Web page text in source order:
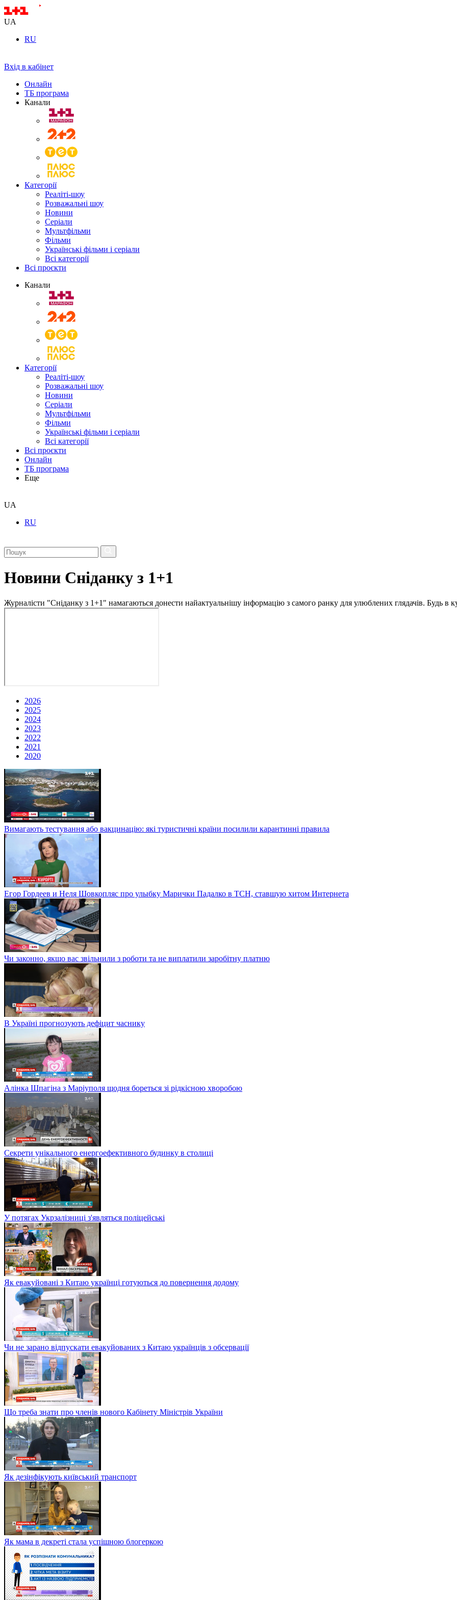
UA
RU
Вхід в кабінет
Онлайн
ТБ програма
Канали
Категорії
Реаліті-шоу
Розважальні шоу
Новини
Серіали
Мультфільми
Фільми
Українські фільми і серіали
Всі категорії
Всі проєкти
Канали
Категорії
Реаліті-шоу
Розважальні шоу
Новини
Серіали
Мультфільми
Фільми
Українські фільми і серіали
Всі категорії
Всі проєкти
Онлайн
ТБ програма
Еще
UA
RU
Новини Сніданку з 1+1
Журналісти "Сніданку з 1+1" намагаються донести найактуальнішу інформацію з самого ранку для улюблених глядачів. Будь в
2026
2025
2024
2023
2022
2021
2020
Вимагають тестування або вакцинацію: які туристичні країни посилили карантинні правила
Егор Гордеев и Неля Шовкопляс про улыбку Марички Падалко в ТСН, ставшую хитом Интернета
Чи законно, якщо вас звільнили з роботи та не виплатили заробітну платню
В Україні прогнозують дефіцит часнику
Алінка Шпагіна з Маріуполя щодня бореться зі рідкісною хворобою
Секрети унікального енергоефективного будинку в столиці
У потягах Укрзалізниці з'являться поліцейські
Як евакуйовані з Китаю українці готуються до повернення додому
Чи не зарано відпускати евакуйованих з Китаю українців з обсервації
Що треба знати про членів нового Кабінету Міністрів України
Як дезінфікують київський транспорт
Як мама в декреті стала успішною блогеркою